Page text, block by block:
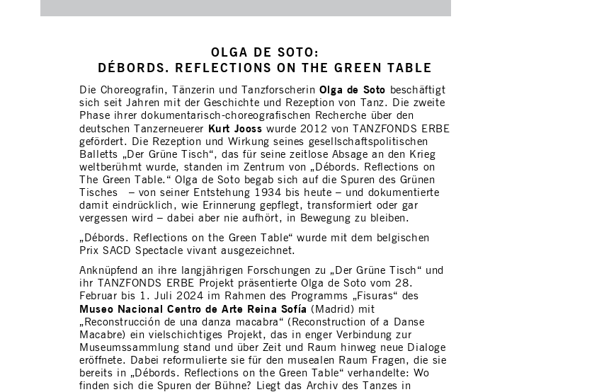
OLGA DE SOTO:
DÉBORDS. REFLECTIONS ON THE GREEN TABLE
Die Choreografin, Tänzerin und Tanzforscherin Olga de Soto beschäftigt
sich seit Jahren mit der Geschichte und Rezeption von Tanz. Die zweite
Phase ihrer dokumentarisch-choreografischen Recherche über den
deutschen Tanzerneuerer Kurt Jooss wurde 2012 von TANZFONDS ERBE
gefördert. Die Rezeption und Wirkung seines gesellschaftspolitischen
Balletts „Der Grüne Tisch“, das für seine zeitlose Absage an den Krieg
weltberühmt wurde, standen im Zentrum von „Débords. Reflections on
The Green Table.“ Olga de Soto begab sich auf die Spuren des Grünen
Tisches – von seiner Entstehung 1934 bis heute – und dokumentierte
damit eindrücklich, wie Erinnerung gepflegt, transformiert oder gar
vergessen wird – dabei aber nie aufhört, in Bewegung zu bleiben.
„Débords. Reflections on the Green Table“ wurde mit dem belgischen
Prix SACD Spectacle vivant ausgezeichnet.
Anknüpfend an ihre langjährigen Forschungen zu „Der Grüne Tisch“ und
ihr TANZFONDS ERBE Projekt präsentierte Olga de Soto vom 28.
Februar bis 1. Juli 2024 im Rahmen des Programms „Fisuras“ des
Museo Nacional Centro de Arte Reina Sofía (Madrid) mit
„Reconstrucción de una danza macabra“ (Reconstruction of a Danse
Macabre) ein vielschichtiges Projekt, das in enger Verbindung zur
Museumssammlung stand und über Zeit und Raum hinweg neue Dialoge
eröffnete. Dabei reformulierte sie für den musealen Raum Fragen, die sie
bereits in „Débords. Reflections on the Green Table“ verhandelte: Wo
finden sich die Spuren der Bühne? Liegt das Archiv des Tanzes in